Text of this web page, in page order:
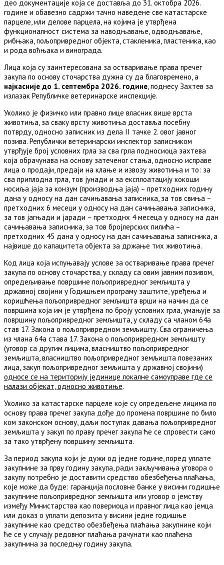
део документације која се доставља до 31. октобра 2026.
године и обавезно садржи тачно наведене све катастарске
парцеле, или делове парцела, на којима је утврђена
функционалност система за наводњавање, одводњавање,
рибњака, пољопривредног објекта, стакленика, пластеника, као
и рода воћњака и винограда.
Лица која су заинтересована за остваривање права пречег
закупа по основу сточарства дужна су да благовремено, а
најкасније до 1. септембра 2026. године , поднесу Захтев за
излазак Републичке ветеринарске инспекције.
Уколико је физичко или правно лице власник више врста
животиња, за сваку врсту животиња доставља посебну
потврду, односно записник из дела II тачке 2. овог јавног
позива. Републички ветеринарски инспектор записником
утврђује број условних грла за сва грла подносиоца захтева
која обрачунава на основу затеченог стања, односно исправе
лица о продаји, предаји на клање и извозу животиња и то: за
сва приплодна грла, тов јунади и за експлоатацију кокоши
носиља јаја за конзум (производња јаја) – претходних годину
дана у односу на дан сачињавања записника, за тов свиња –
претходних 6 месеци у односу на дан сачињавања записника,
за тов јагњади и јаради – претходнх 4 месеца у односу на дан
сачињавања записника, за тов бројлерских пилића –
претходних 45 дана у односу на дан сачињавања записника, а
највише до капацитета објекта за држање тих животиња.
Код лица која испуњавају услове за остваривање права пречег
закупа по основу сточарства, у складу са овим јавним позивом,
опредељивање површине пољопривредног земљишта у
државној својини у Годишњем програму заштите, уређења и
коришћења пољопривредног земљишта врши на начин да се
површина која им је утврђена по броју условних грла, умањује за
површину пољопривредног земљишта, у складу са чланом 64а
став 17. Закона о пољопривредном земљишту. Сва ограничења
из члана 64а става 17. Закона о пољопривредном земљишту
(уговор са другим лицима, власништво пољопривредног
земљишта, власништво пољопривредног земљишта повезаних
лица, закуп пољопривредног земљишта у државној својини)
односе се на територију јединице локалне самоуправе где се
налази објекат, односно животиње.
Уколико за катастарске парцеле које су опредељене лицима по
основу права пречег закупа дође до промена површине по било
ком законском основу, даљи поступак давања пољопривредног
земљишта у закуп по праву пречег закупа ће се спровести само
за тако утврђену површину земљишта.
За период закупа који је дужи од једне године, поред уплате
закупнине за прву годину закупа, ради закључивања уговора о
закупу потребно је доставити средство обезбеђења плаћања,
које може да буде: гаранција пословне банке у висини годишње
закупнине пољопривредног земљишта или уговор о јемству
између Министарства као повериоца и правног лица као јемца
или доказ о уплати депозита у висини једне годишње
закупнине као средство обезбеђења плаћања закупнине који
ће се у случају редовног плаћања рачунати као плаћена
закупнина за последњу годину закупа.